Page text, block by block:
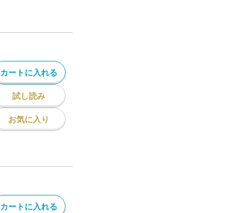
カートに入れる
試し読み
お気に入り
カートに入れる